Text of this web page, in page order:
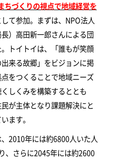
ちづくりの視点で地域経営を
て参加。まずは、NPO法人
）高田新一郎さんによる団
トイトイは、「誰もが笑顔
来る故郷」をビジョンに掲
をつくることで地域ニーズ
しくみを構築するととも
が主体となり課題解決にと
ます。
2010年には約6800人いた人
、さらに2045年には約2600